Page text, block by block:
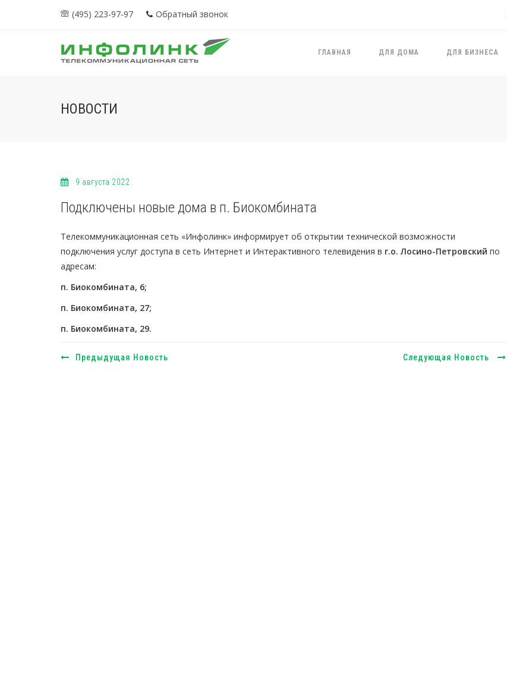
(495) 223-97-97 Обратный звонок
ГЛАВНАЯ ДЛЯ ДОМА ДЛЯ БИЗНЕСА
НОВОСТИ
9 августа 2022
Подключены новые дома в п. Биокомбината
Телекоммуникационная сеть «Инфолинк» информирует об открытии технической возможности
подключения услуг доступа в сеть Интернет и Интерактивного телевидения в г.о. Лосино-Петровский по
адресам:
п. Биокомбината, 6;
п. Биокомбината, 27;
п. Биокомбината, 29.
Предыдущая Новость Следующая Новость